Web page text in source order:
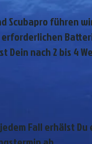
Scubapro führen
erforderlichen
Dein nach 2 bis 4
Fall erhälst Du